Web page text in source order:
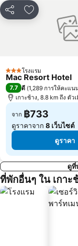
แชร์ เพิ่มในรายการ
3 ดาวโรงแรม
Mac Resort Hotel
7.7 ดี (1,289 การให้คะแน
เกาะช้าง, 8.8 km ถึง ตัว
จาก ฿733
ดูราคาจาก 8 เว็บไซต์
ดูราคา
ดูที่
ที่พักอื่นๆ ใน เกาะ